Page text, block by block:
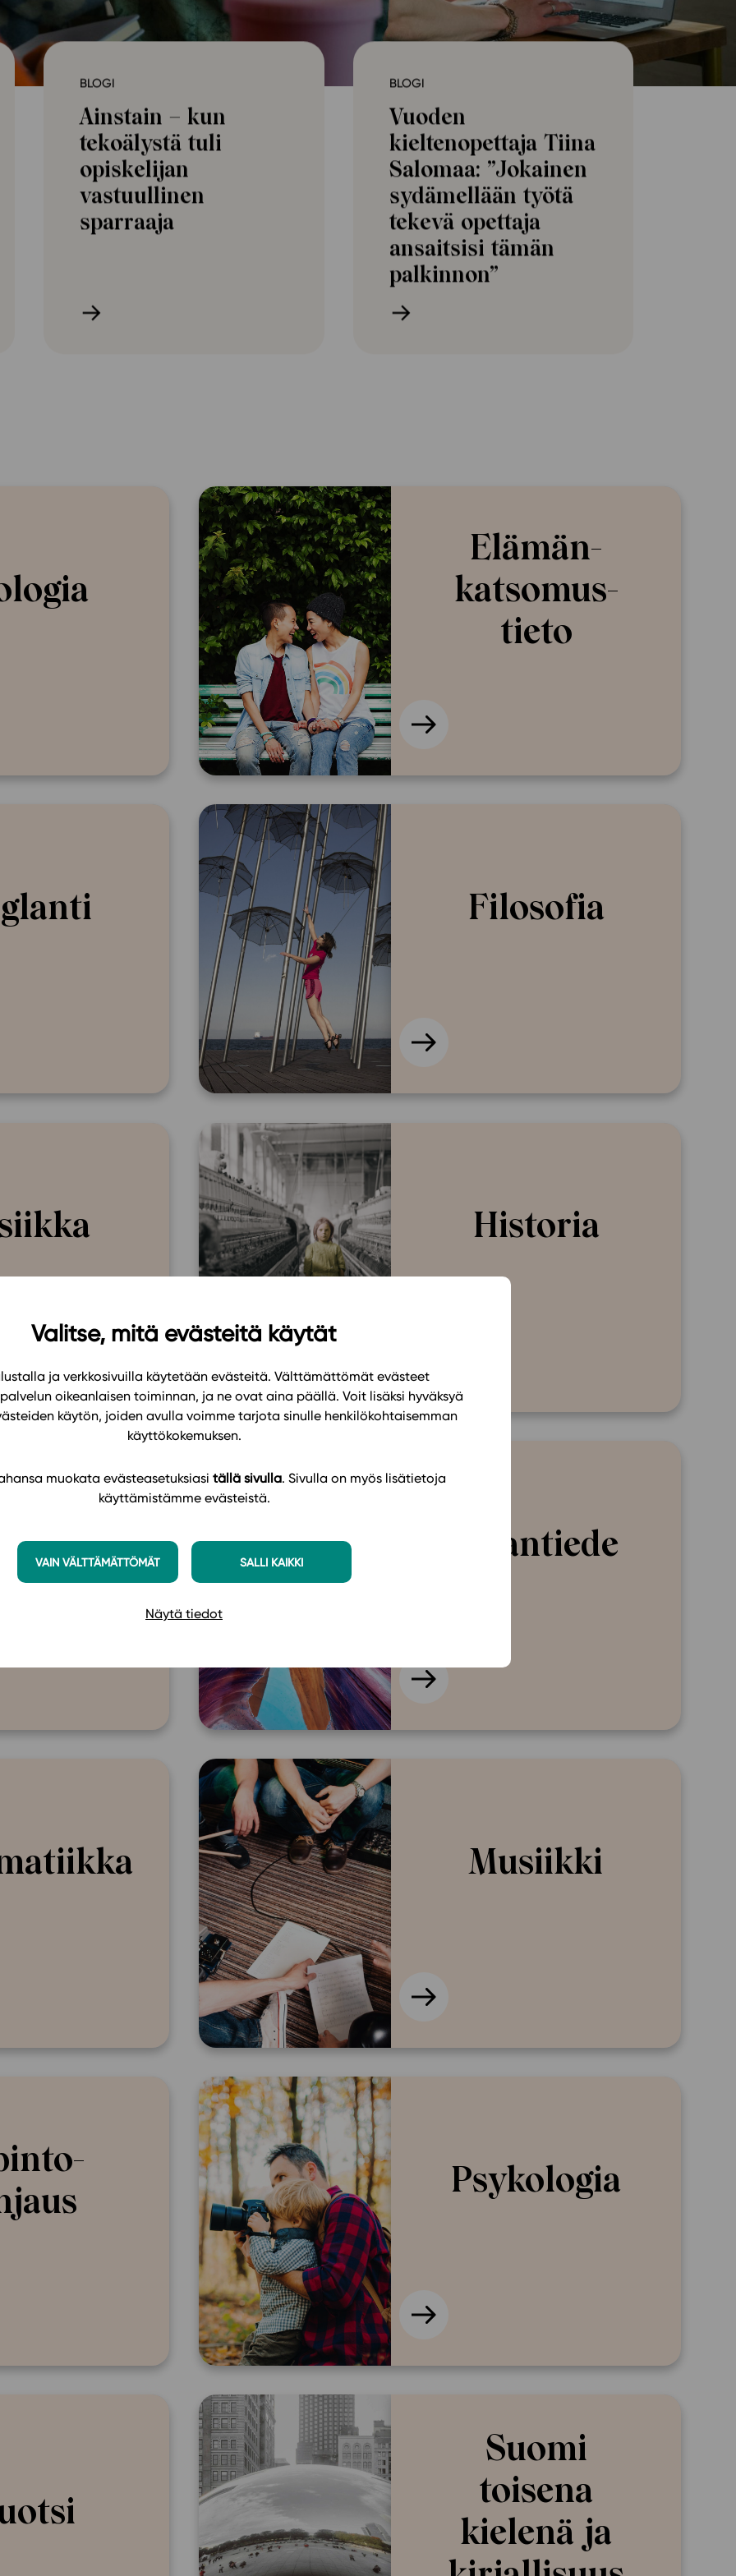
Valitse, mitä evästeitä käytät
ja verkkosivuilla käytetään evästeitä. Välttämättömät evästeet
oikeanlaisen toiminnan, ja ne ovat aina päällä. Voit lisäksi hyväksyä
käytön, joiden avulla voimme tarjota sinulle henkilökohtaisemman
käyttökokemuksen.
muokata evästeasetuksiasi tällä sivulla. Sivulla on myös lisätietoja
käyttämistämme evästeistä.
VAIN VÄLTTÄMÄTTÖMÄT SALLI KAIKKI
Näytä tiedot
Tilaa
Oppikirjailijat
Tiimi
Tietoa meistä
Eettiset periaatteet
tekoälyn käyttöön
BLOGI
Ainstain – kun
tekoälystä tuli
opiskelijan
vastuullinen
sparraaja
BLOGI
Vuoden
kieltenopettaja Tiina
Salomaa: ”Jokainen
sydämellään työtä
tekevä opettaja
ansaitsisi tämän
palkinnon”
Elämän­
katsomus­
tieto
Filosofia
Historia
Maan­tiede
Musiikki
Psykologia
Suomi
toisena
kielenä ja